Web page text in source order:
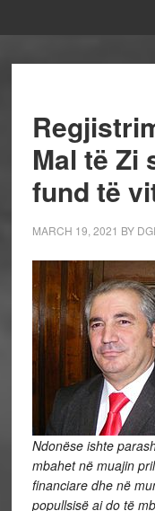
Mal të Zi
fund të
MARCH 19, 2021 BY
Ndonëse ishte
mbahet në muajin
financiare dhe në
popullsisë ai do të